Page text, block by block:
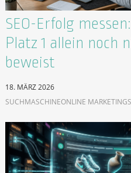
SEO-Erfolg
Platz 1 allein noch
beweist
18. MÄRZ 2026
SUCHMASCHINEONLINE MARKETING